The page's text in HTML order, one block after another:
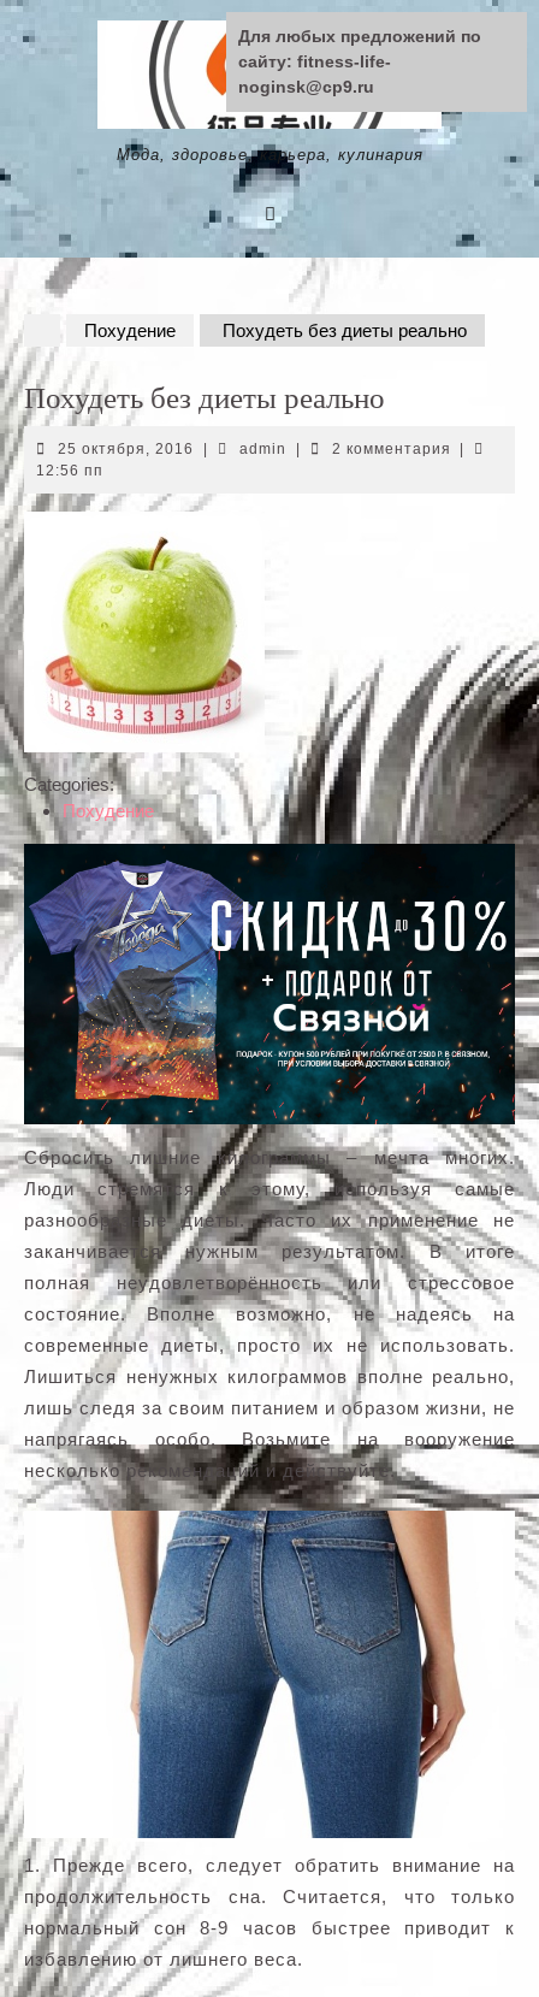
Skip
to
Мода, здоровье, карьера, кулинария
Похудение Похудеть без диеты реально
Похудеть без диеты реально
25 октября, 2016 25
2016
admin admin 2 комментария
12:56 пп
Categories:
Похудение
Сбросить лишние килограммы – мечта многих.
Люди стремятся к этому, используя самые
разнообразные диеты. Часто их применение не
заканчивается нужным результатом. В итоге
полная неудовлетворённость или стрессовое
состояние. Вполне возможно, не надеясь на
современные диеты, просто их не использовать.
Лишиться ненужных килограммов вполне реально,
лишь следя за своим питанием и образом жизни, не
напрягаясь особо. Возьмите на вооружение
несколько рекомендаций и действуйте.
1. Прежде всего, следует обратить внимание на
продолжительность сна. Считается, что только
нормальный сон 8-9 часов быстрее приводит к
избавлению от лишнего веса.
Для любых предложений по
сайту: fitness-life-
noginsk@cp9.ru